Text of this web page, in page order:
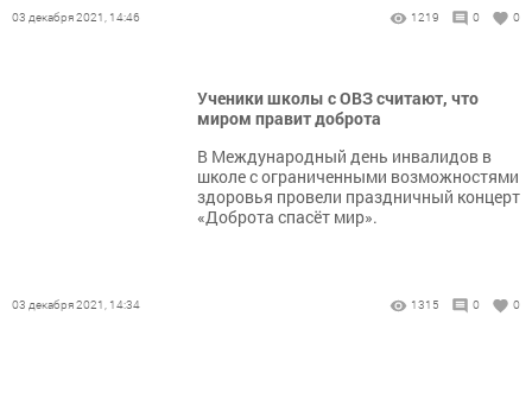
03 декабря 2021, 14:46 1219 0 0
Ученики школы с ОВЗ считают, что
миром правит доброта
В Международный день инвалидов в
школе с ограниченными возможностями
здоровья провели праздничный концерт
«Доброта спасёт мир».
03 декабря 2021, 14:34 1315 0 0